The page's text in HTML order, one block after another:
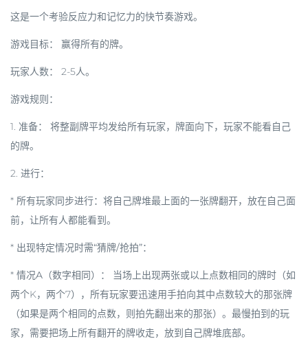
这是一个考验反应力和记忆力的快节奏游戏。
游戏目标： 赢得所有的牌。
玩家人数： 2-5人。
游戏规则：
1. 准备：
将整副牌平均发给所有玩家，牌面向下，玩家不能看自己
的牌。
2. 进行：
* 所有玩家同步进行：将自己牌堆最上面的一张牌翻开，放在自己面
前， 让所有人都能看到。
* 出现特定情况时需“猜牌/抢拍”：
* 情况A（数字相同）： 当场上出现两张或以上点数相同的牌时（如
两个K，两个7），所有玩家要迅速用手拍向其中点数较大的那张牌
（如果是两个相同的点数，则拍先翻出来的那张）。最慢拍到的玩
家，需要把场上所有翻开的牌收走，放到自己牌堆底部。